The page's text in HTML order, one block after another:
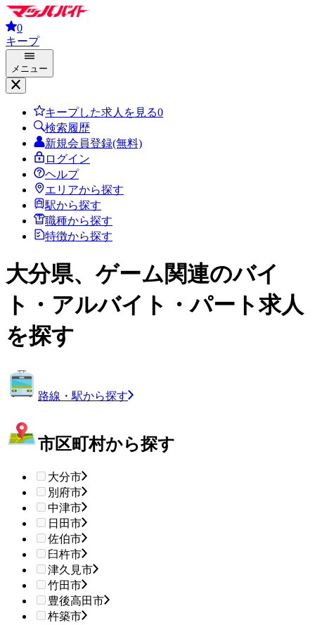
0
キープ
メニュー
キープした求人を見る0
検索履歴
新規会員登録(無料)
ログイン
ヘルプ
エリアから探す
駅から探す
職種から探す
特徴から探す
大分県、ゲーム関連のバイ
ト・アルバイト・パート求人
を探す
路線・駅から探す
市区町村から探す
大分市
別府市
中津市
日田市
佐伯市
臼杵市
津久見市
竹田市
豊後高田市
杵築市